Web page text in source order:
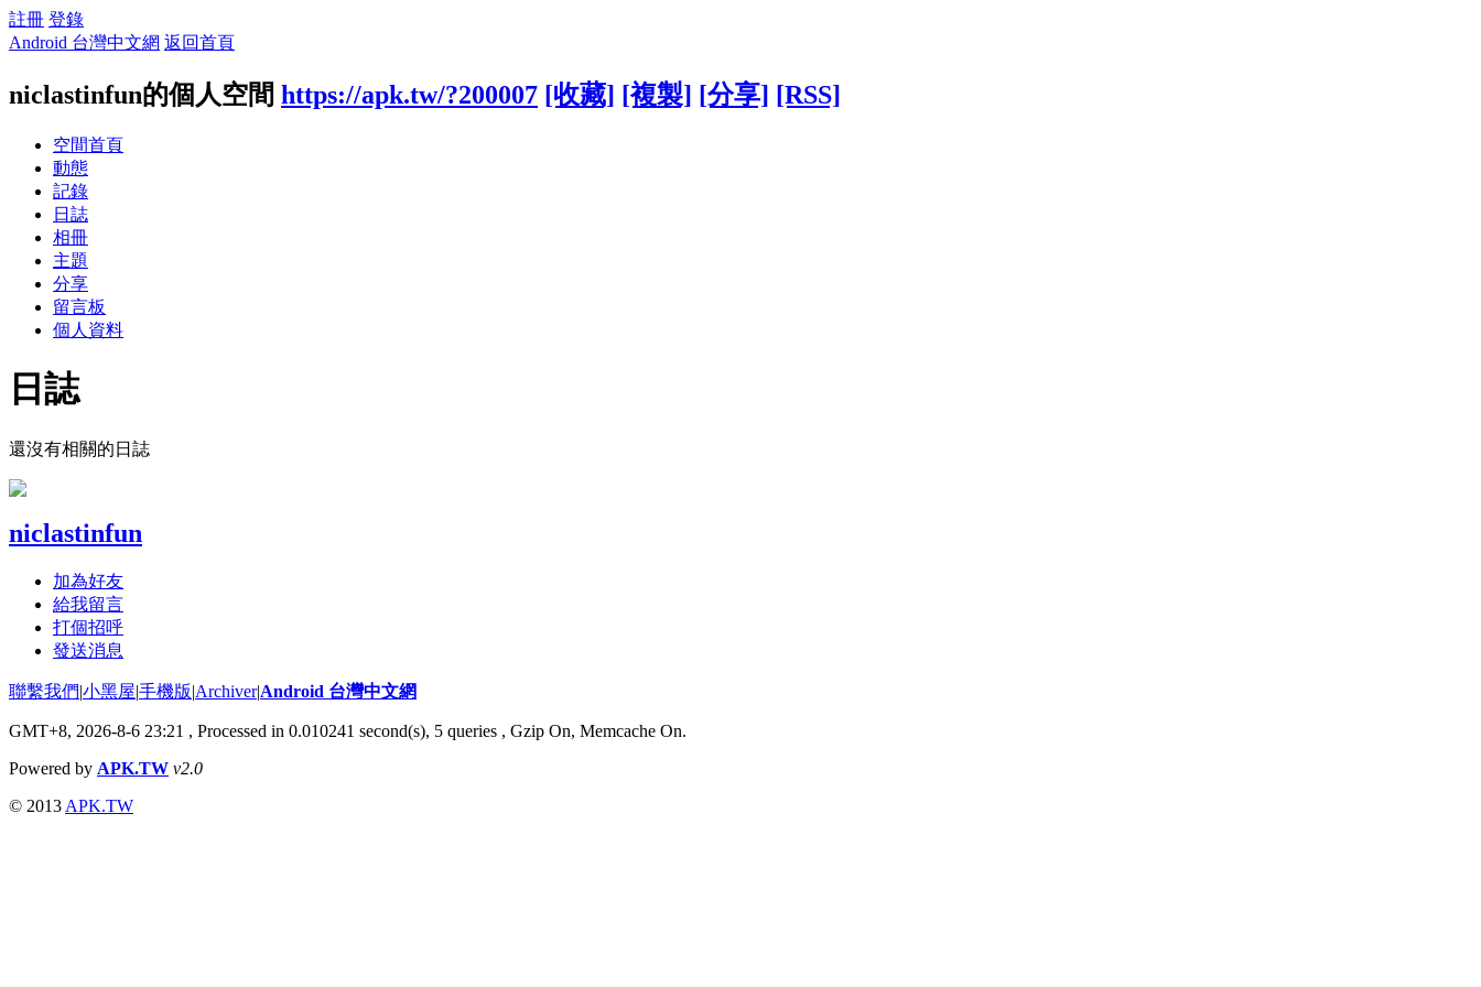
註冊 登錄
Android 台灣中文網 返回首頁
niclastinfun的個人空間 https://apk.tw/?200007 [收藏] [複製] [分享] [RSS]
空間首頁
動態
記錄
日誌
相冊
主題
分享
留言板
個人資料
日誌
還沒有相關的日誌
niclastinfun
加為好友
給我留言
打個招呼
發送消息
聯繫我們|小黑屋|手機版|Archiver|Android 台灣中文網
GMT+8, 2026-8-6 23:21 , Processed in 0.010241 second(s), 5 queries , Gzip On, Memcache On.
Powered by APK.TW v2.0
© 2013 APK.TW